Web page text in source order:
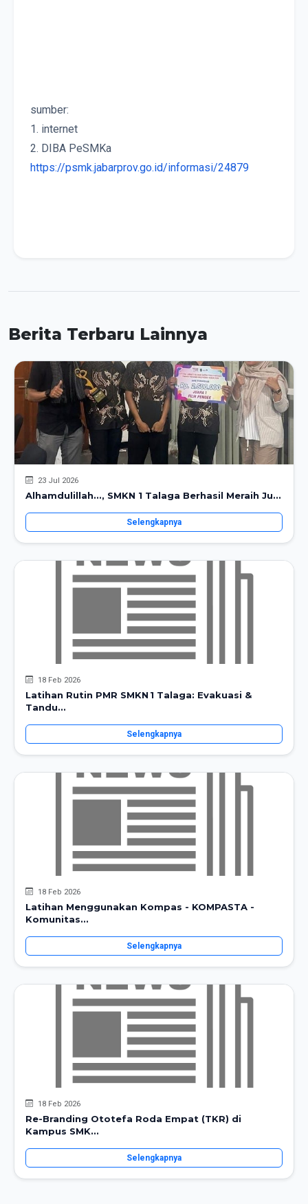
sumber:
1. internet
2. DIBA PeSMKa
https://psmk.jabarprov.go.id/informasi/24879
Berita Terbaru Lainnya
23 Jul 2026
Alhamdulillah..., SMKN 1 Talaga Berhasil Meraih Ju...
Selengkapnya
18 Feb 2026
Latihan Rutin PMR SMKN 1 Talaga: Evakuasi &
Tandu...
Selengkapnya
18 Feb 2026
Latihan Menggunakan Kompas - KOMPASTA -
Komunitas...
Selengkapnya
18 Feb 2026
Re-Branding Ototefa Roda Empat (TKR) di
Kampus SMK...
Selengkapnya